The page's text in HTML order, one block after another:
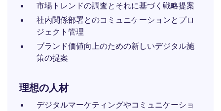
市場トレンドの調査とそれに基づく戦略提案
社内関係部署とのコミュニケーションとプロ
ジェクト管理
ブランド価値向上のための新しいデジタル施
策の提案
理想の人材
デジタルマーケティングやコミュニケーショ